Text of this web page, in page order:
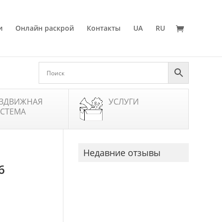
Онлайн раскрой Контакты UA RU
УСЛУГИ
Недавние отзывы